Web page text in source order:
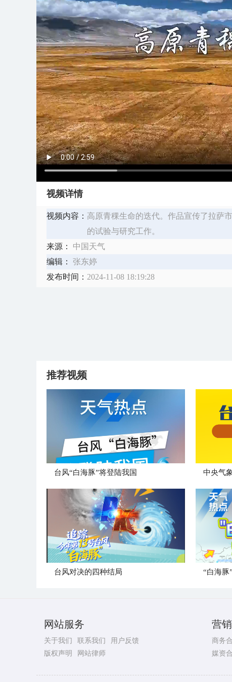
视频详情
视频内容： 高原青稞生命的迭代。作品宣传了拉萨
的试验与研究工作。
来源：
中国天气
编辑：
张东婷
发布时间： 2024-11-08 18:19:28
推荐视频
台风“白海豚”将登陆我国
台风对决的四种结局 “白海豚
网站服务
关于我们 联系我们
用户反馈
版权声明
网站律师
营
商务
媒资